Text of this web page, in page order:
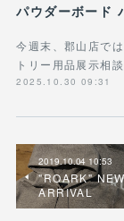
今週末、郡山店で
トリー用品展示相
2025.10.30 09:31
2019.10.04 10:53
"ROARK"
ARRIVAL